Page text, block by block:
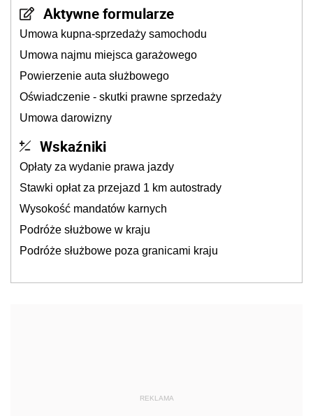
Aktywne formularze
Umowa kupna-sprzedaży samochodu
Umowa najmu miejsca garażowego
Powierzenie auta służbowego
Oświadczenie - skutki prawne sprzedaży
Umowa darowizny
Wskaźniki
Opłaty za wydanie prawa jazdy
Stawki opłat za przejazd 1 km autostrady
Wysokość mandatów karnych
Podróże służbowe w kraju
Podróże służbowe poza granicami kraju
REKLAMA